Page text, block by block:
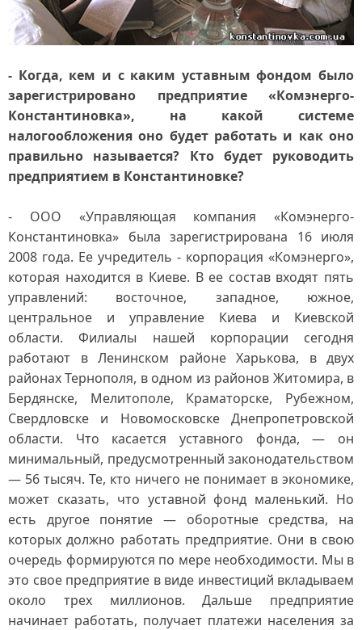
- Когда, кем и с каким уставным фондом было
зарегистрировано предприятие «Комэнерго-
Константиновка», на какой системе
налогообложения оно будет работать и как оно
правильно называется? Кто будет руководить
предприятием в Константиновке?
- ООО «Управляющая компания «Комэнерго-
Константиновка» была зарегистрирована 16 июля
2008 года. Ее учредитель - корпорация «Комэнерго»,
которая находится в Киеве. В ее состав входят пять
управлений: восточное, западное, южное,
центральное и управление Киева и Киевской
области. Филиалы нашей корпорации сегодня
работают в Ленинском районе Харькова, в двух
районах Тернополя, в одном из районов Житомира, в
Бердянске, Мелитополе, Краматорске, Рубежном,
Свердловске и Новомосковске Днепропетровской
области. Что касается уставного фонда, — он
минимальный, предусмотренный законодательством
— 56 тысяч. Те, кто ничего не понимает в экономике,
может сказать, что уставной фонд маленький. Но
есть другое понятие — оборотные средства, на
которых должно работать предприятие. Они в свою
очередь формируются по мере необходимости. Мы в
это свое предприятие в виде инвестиций вкладываем
около трех миллионов. Дальше предприятие
начинает работать, получает платежи населения за